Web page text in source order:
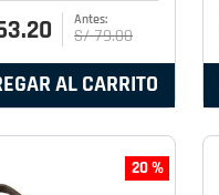
.20 S/79.00
AL CARRITO
20 %